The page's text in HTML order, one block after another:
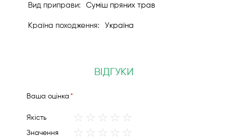
Суміш пряних трав
Україна
ВІДГУКИ
Вашa оцінка
Якість
1
2
3
4
Значення
1
2
3
4